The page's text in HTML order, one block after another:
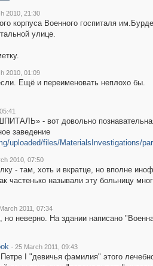
2010, 21:30
корпуса Военного госпиталя
улице.
2010, 01:09
Ещё и переименовать неплохо бы.
- вот довольно
заведение
uploaded/files/MaterialsInvestigations/
2010, 07:50
- там, хоть и вкратце, но вполне
частенько называли эту больницу
2011, 07:34
но неверно. На здании написано
· 25 March 2011, 09:43
I "девичья фамилия" этого